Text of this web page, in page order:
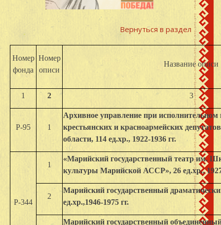
Вернуться в раздел
Номер
фонда
Номер
описи
Название описи
1 2 3
Р-95 1
Архивное управление при исполнительном
крестьянских и красноармейских
области, 114 ед.хр., 1922-1936 гг.
Р-344
1
«Марийский государственный театр им.
культуры Марийской АССР», 26 ед.хр.,
2
Марийский государственный
ед.хр.,1946-1975 гг.
Марийский государственный